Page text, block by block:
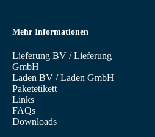
Mehr Informationen
Lieferung BV /Lieferung
GmbH
Laden BV /Laden GmbH
Paketetikett
Links
FAQs
Downloads